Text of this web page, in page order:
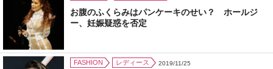
お腹のふくらみはパンケーキのせい？ ホールジ
ー、妊娠疑惑を否定
FASHION レディース 2019/11/25